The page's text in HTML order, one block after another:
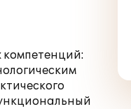
компетенций: